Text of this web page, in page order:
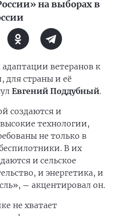
на выборах в
ветеранов к
для страны и её
Евгений Поддубный.
создаются и
технологии,
не только в
В их
и сельское
и энергетика, и
— акцентировал он.
не хватает